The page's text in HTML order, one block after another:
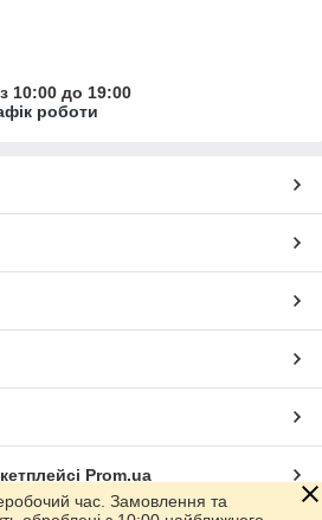
10:00 до 19:00
роботи
Prom.ua
час. Замовлення та